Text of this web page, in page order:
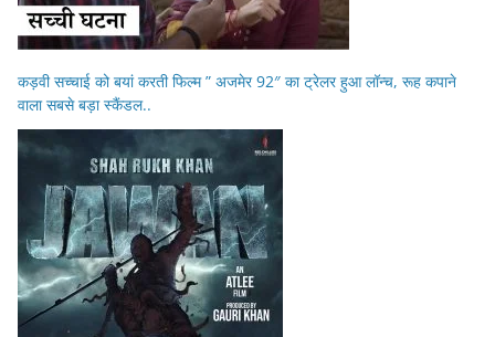
कड़वी सच्चाई को बयां करती फिल्म ” अजमेर 92″ का ट्रेलर हुआ लॉन्च, रूह कपाने
वाला सबसे बड़ा स्कैंडल..